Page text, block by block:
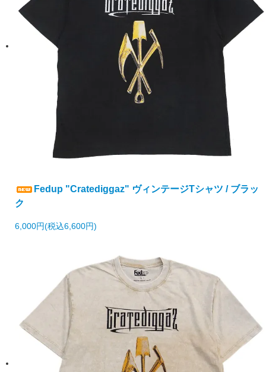
Fedup "Cratediggaz" ヴィンテージTシャツ / ブラッ
ク
6,000円(税込6,600円)